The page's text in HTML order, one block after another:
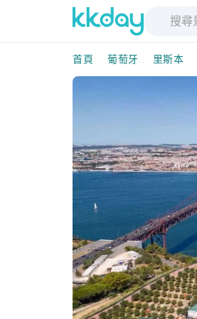
首頁 葡萄牙 里斯本